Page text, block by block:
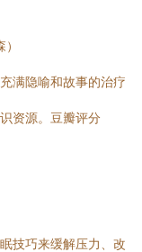
满隐喻和故事的治疗
资源。豆瓣评分
技巧来缓解压力、改